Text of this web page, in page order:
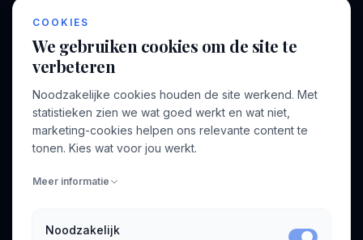
BEDRIJF
Over ons
Voor opdrachtgevers
Profiel aanmaken
COOKIES
We gebruiken cookies om de site te
verbeteren
Noodzakelijke cookies houden de site werkend. Met
statistieken zien we wat goed werkt en wat niet,
marketing-cookies helpen ons relevante content te
tonen. Kies wat voor jou werkt.
Meer informatie
Noodzakelijk